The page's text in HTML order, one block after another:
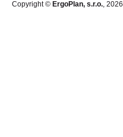
Copyright © ErgoPlan, s.r.o., 2026